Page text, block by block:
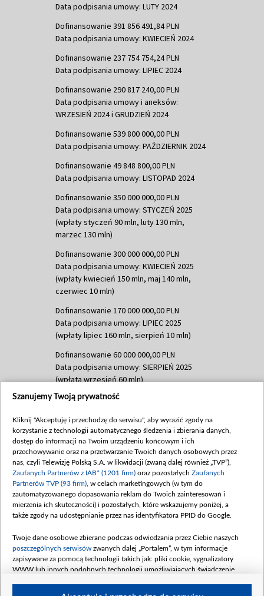
Data podpisania umowy: LUTY 2024
Dofinansowanie 391 856 491,84 PLN
Data podpisania umowy: KWIECIEŃ 2024
Dofinansowanie 237 754 754,24 PLN
Data podpisania umowy: LIPIEC 2024
Dofinansowanie 290 817 240,00 PLN
Data podpisania umowy i aneksów:
WRZESIEŃ 2024 i GRUDZIEŃ 2024
Dofinansowanie 539 800 000,00 PLN
Data podpisania umowy: PAŹDZIERNIK 2024
Dofinansowanie 49 848 800,00 PLN
Data podpisania umowy: LISTOPAD 2024
Dofinansowanie 350 000 000,00 PLN
Data podpisania umowy: STYCZEŃ 2025
(wpłaty styczeń 90 mln, luty 130 mln,
marzec 130 mln)
Dofinansowanie 300 000 000,00 PLN
Data podpisania umowy: KWIECIEŃ 2025
(wpłaty kwiecień 150 mln, maj 140 mln,
czerwiec 10 mln)
Dofinansowanie 170 000 000,00 PLN
Data podpisania umowy: LIPIEC 2025
(wpłaty lipiec 160 mln, sierpień 10 mln)
Dofinansowanie 60 000 000,00 PLN
Data podpisania umowy: SIERPIEŃ 2025
(wpłata wrzesień 60 mln)
Dofinansowanie 635 783 051,21 PLN
(wpłata wrzesień 100 mln, październik 350
mln, listopad 265 mln)
Dofinansowanie 48 862 000,00 PLN
Data podpisania umowy: GRUDZIEŃ 2025
(wpłata grudzień 60,548 mln)
Dofinansowanie 900 000 000,00 PLN
Data podpisania umowy: LUTY 2026 (wpłata
kwiecień 180 mln, 7 maja 180 mln, 8
czerwca 90 mln)
Dofinansowanie 250 000 000,00 PLN
4 sierpnia 250 mln
Szanujemy Twoją prywatność
Kliknij "Akceptuję i przechodzę do serwisu", aby wyrazić zgody na
korzystanie z technologii automatycznego śledzenia i zbierania danych,
dostęp do informacji na Twoim urządzeniu końcowym i ich
przechowywanie oraz na przetwarzanie Twoich danych osobowych przez
nas, czyli Telewizję Polską S.A. w likwidacji (zwaną dalej również „TVP”),
Zaufanych Partnerów z IAB* (1201 firm) oraz pozostałych Zaufanych
Partnerów TVP (93 firm) , w celach marketingowych (w tym do
zautomatyzowanego dopasowania reklam do Twoich zainteresowań i
mierzenia ich skuteczności) i pozostałych, które wskazujemy poniżej, a
także zgody na udostępnianie przez nas identyfikatora PPID do Google.
Twoje dane osobowe zbierane podczas odwiedzania przez Ciebie naszych
poszczególnych serwisów zwanych dalej „Portalem”, w tym informacje
zapisywane za pomocą technologii takich jak: pliki cookie, sygnalizatory
WWW lub innych podobnych technologii umożliwiających świadczenie